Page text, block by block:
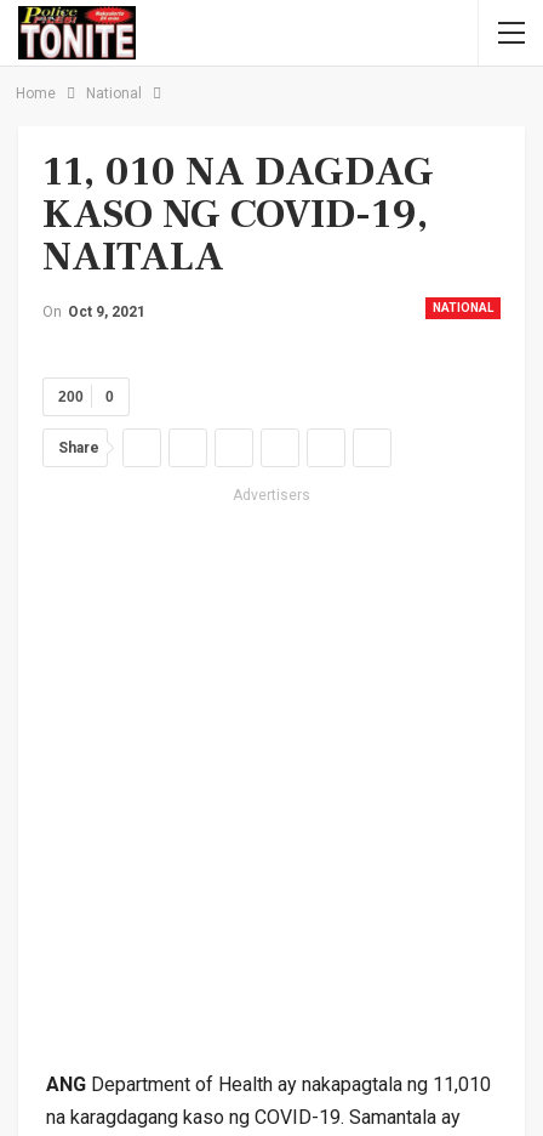
Home National
11, 010 NA DAGDAG
KASO NG COVID-19,
NAITALA
NATIONAL
On Oct 9, 2021
0
200
Share
Advertisers
ANGDepartment of Health ay nakapagtala ng 11,010
na karagdagang kaso ng COVID-19. Samantala ay